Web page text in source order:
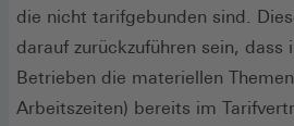
die nicht tarifgebunden sind.
darauf zurückzuführen sein, dass
Betrieben die materiellen
Arbeitszeiten) bereits im